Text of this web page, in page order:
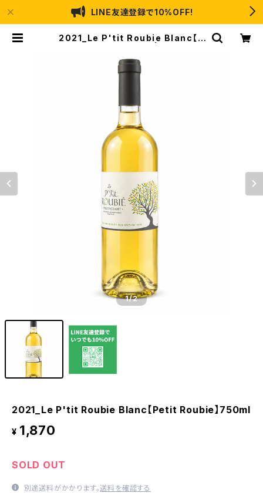
LINE友達登録で10%OFF!
2021_Le P'tit Roubie Blanc【P
Vin X Cellar（ヴァンクロス・セラ
ー）
1/2
2021_Le P'tit Roubie Blanc【Petit Roubie】750ml
¥ 1,870
SOLD OUT
別途送料がかかります。送料を確認する